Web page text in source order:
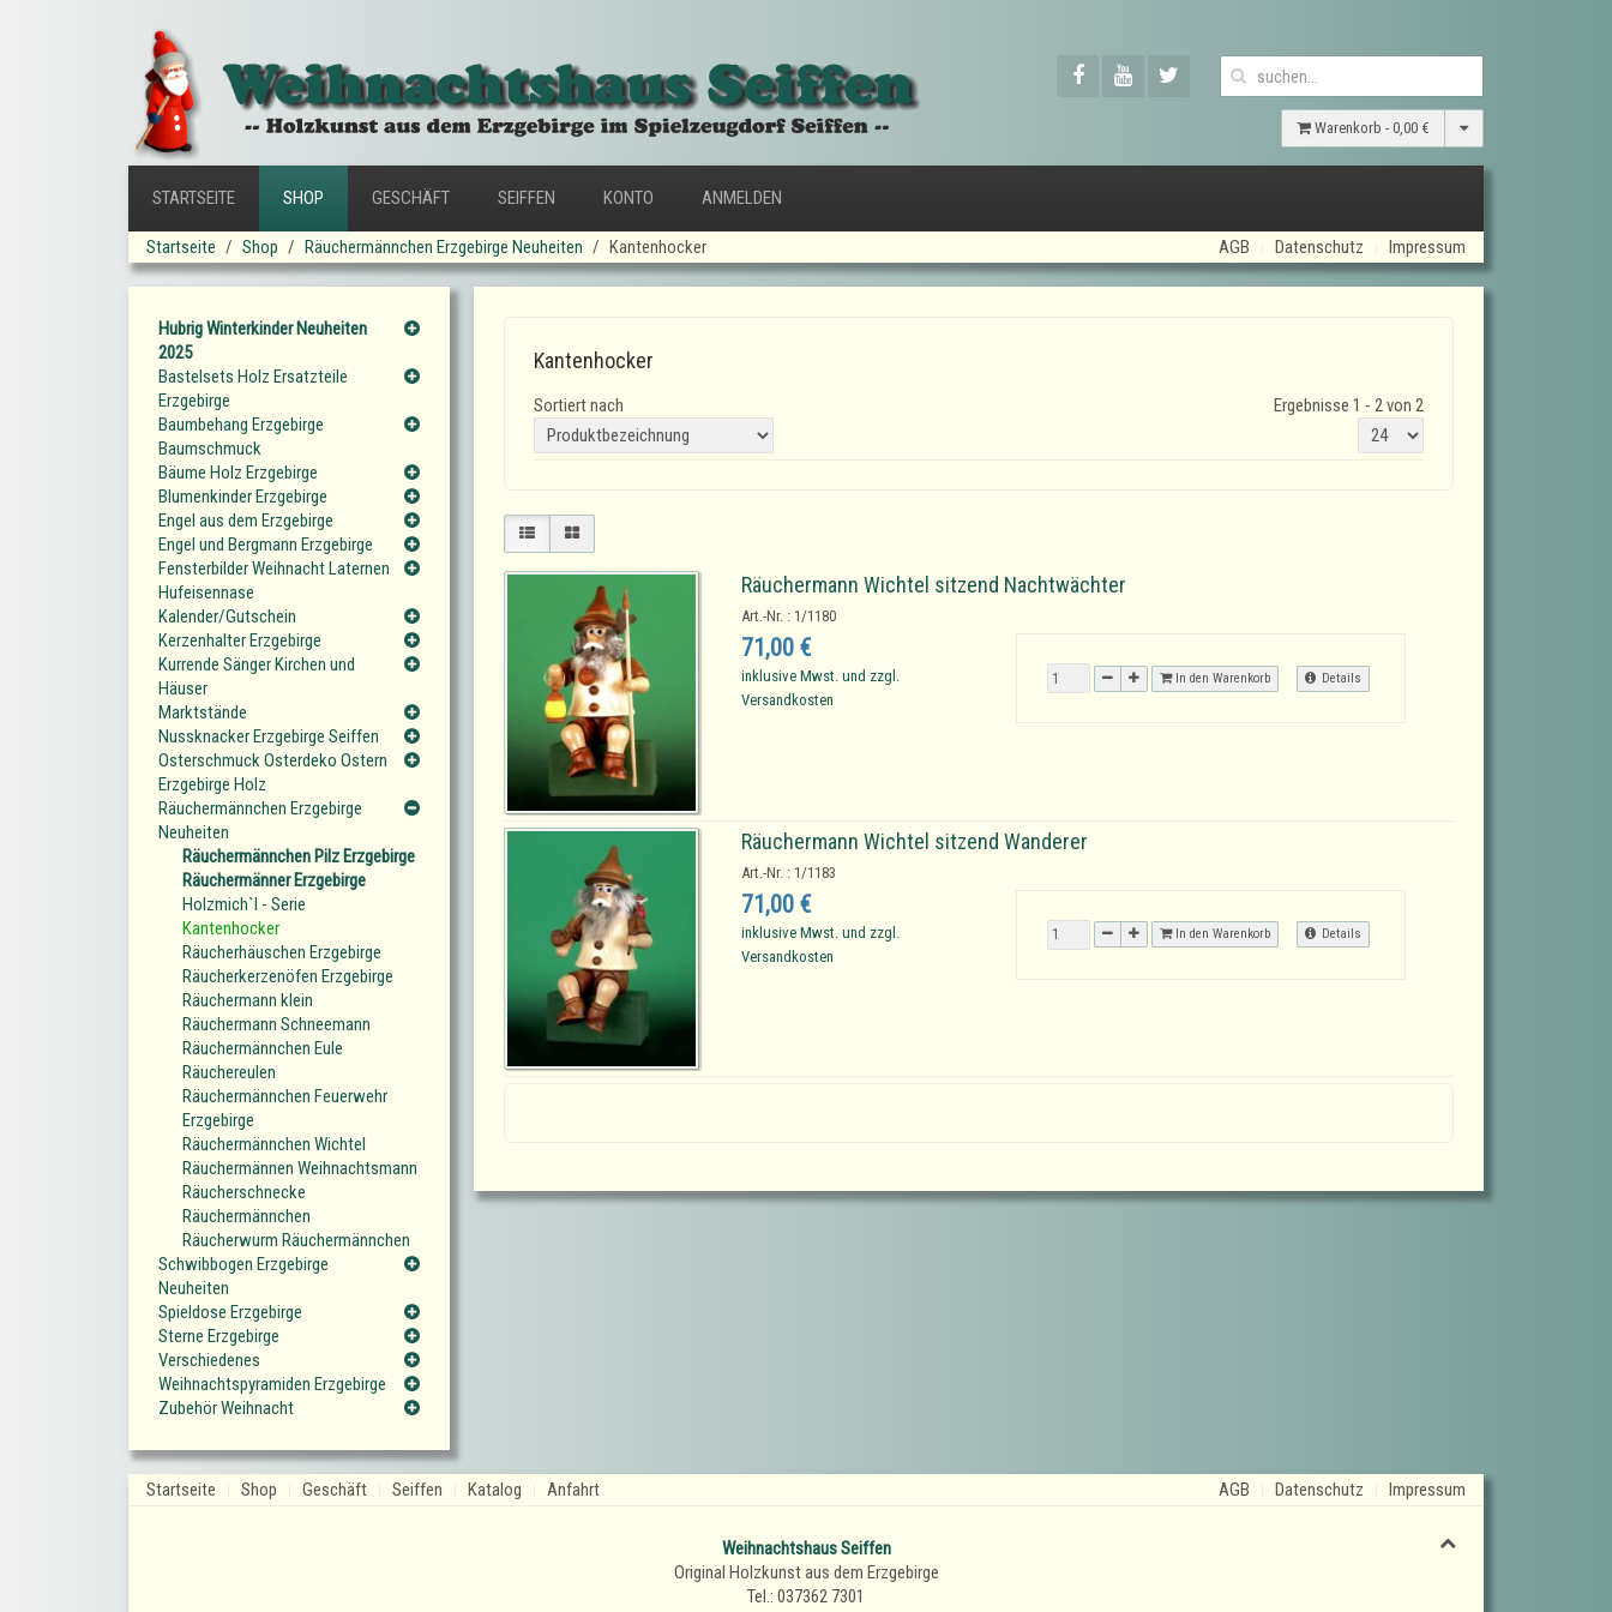
Warenkorb - 0,00 €
STARTSEITE SHOP GESCHÄFT SEIFFEN KONTO ANMELDEN
Startseite Shop Räuchermännchen Erzgebirge Neuheiten Kantenhocker AGB Datenschutz Impressum
Kantenhocker
Sortiert nach Ergebnisse 1 - 2 von 2
Räuchermann Wichtel sitzend Nachtwächter
Art.-Nr. : 1/1180
71,00 €
inklusive Mwst. und zzgl.
Versandkosten
In den Warenkorb Details
Räuchermann Wichtel sitzend Wanderer
Art.-Nr. : 1/1183
71,00 €
inklusive Mwst. und zzgl.
Versandkosten
In den Warenkorb Details
Hubrig Winterkinder Neuheiten
2025
Bastelsets Holz Ersatzteile
Erzgebirge
Baumbehang Erzgebirge
Baumschmuck
Bäume Holz Erzgebirge
Blumenkinder Erzgebirge
Engel aus dem Erzgebirge
Engel und Bergmann Erzgebirge
Fensterbilder Weihnacht Laternen
Hufeisennase
Kalender/Gutschein
Kerzenhalter Erzgebirge
Kurrende Sänger Kirchen und
Häuser
Marktstände
Nussknacker Erzgebirge Seiffen
Osterschmuck Osterdeko Ostern
Erzgebirge Holz
Räuchermännchen Erzgebirge
Neuheiten
Räuchermännchen Pilz Erzgebirge
Räuchermänner Erzgebirge
Holzmich`l - Serie
Kantenhocker
Räucherhäuschen Erzgebirge
Räucherkerzenöfen Erzgebirge
Räuchermann klein
Räuchermann Schneemann
Räuchermännchen Eule
Räuchereulen
Räuchermännchen Feuerwehr
Erzgebirge
Räuchermännchen Wichtel
Räuchermännen Weihnachtsmann
Räucherschnecke
Räuchermännchen
Räucherwurm Räuchermännchen
Schwibbogen Erzgebirge
Neuheiten
Spieldose Erzgebirge
Sterne Erzgebirge
Verschiedenes
Weihnachtspyramiden Erzgebirge
Zubehör Weihnacht
Startseite Shop Geschäft Seiffen Katalog Anfahrt AGB Datenschutz Impressum
Weihnachtshaus Seiffen
Original Holzkunst aus dem Erzgebirge
Tel.: 037362 7301